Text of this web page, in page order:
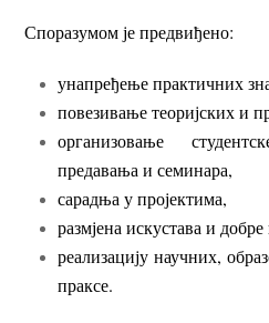
Споразумом је предвиђено:
унапређење практичних
повезивање теоријских и
организовање
предавања и семинара,
сарадња у пројектима,
размјена искустава и добре
реализацију научних,
праксе.